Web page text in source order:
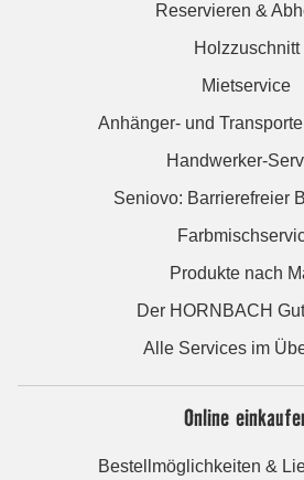
Reservieren &
Holzzuschnitt
Mietservice
Anhänger- und
Handwerker-
Seniovo: Barrierefreier
Produkte nach
Der HORNBACH
Alle Services im
Online
Bestellmöglichkeiten &